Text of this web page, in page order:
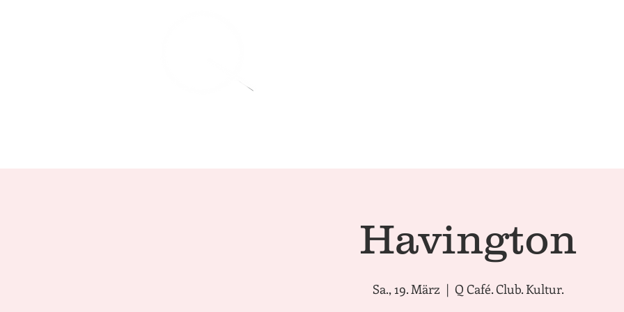
Havington
Sa., 19. März
  |
Q Café. Club. Kultur.